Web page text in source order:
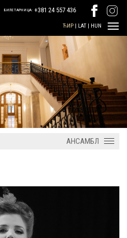
БИЛЕТАРНИЦА: +381 24 557 436
ЋИР | LAT | HUN
АНСАМБЛ